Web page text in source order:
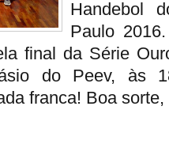
Handebol
Paulo
final da Série
do Peev, às
franca! Boa